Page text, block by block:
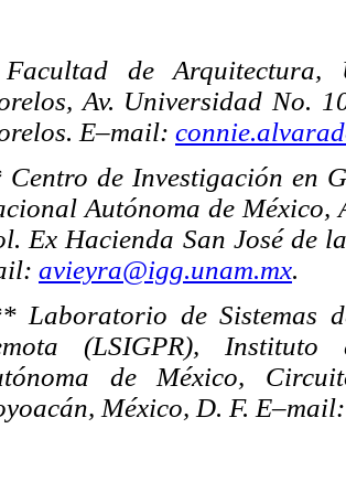
de Arquitectura,
Av. Universidad No.
E–mail:
de Investigación en
Autónoma de
Ex Hacienda San José de
avieyra@igg.unam.mx.
Laboratorio de Sistemas
(LSIGPR),
de México,
México, D. F.